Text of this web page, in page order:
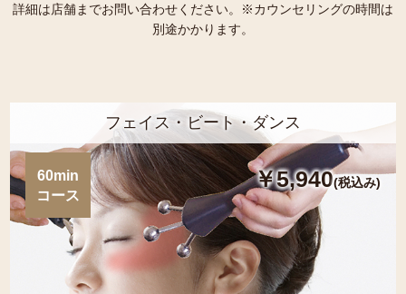
詳細は店舗までお問い合わせください。※カウンセリングの時間は
別途かかります。
フェイス・ビート・ダンス
60min
コース
￥5,940(税込み)